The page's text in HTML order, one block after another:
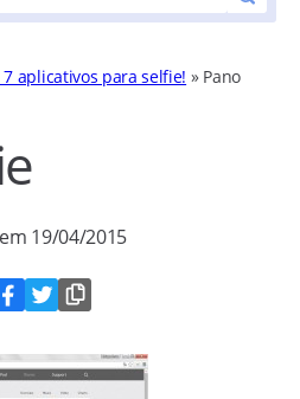
7 aplicativos para selfie! » Pano
19/04/2015